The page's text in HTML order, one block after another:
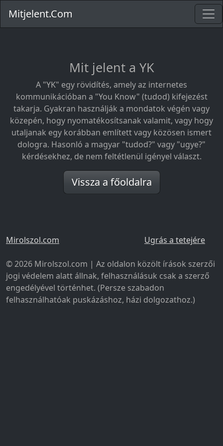
Mitjelent.Com
Mit jelent a YK
A "YK" egy rövidítés, amely az internetes
kommunikációban a "You Know" (tudod) kifejezést
takarja. Gyakran használják a mondatok végén vagy
közepén, hogy nyomatékosítsanak valamit, vagy hogy
utaljanak egy korábban említett vagy közösen ismert
dologra. Hasonló a magyar "tudod?" vagy "ugye?"
kérdésekhez, de nem feltétlenül igényel választ.
Vissza a főoldalra
Ugrás a tetejére
Mirolszol.com
© 2026 Mirolszol.com | Az oldalon közölt írások szerzői
jogi védelem alatt állnak, felhasználásuk csak a szerző
engedélyével történhet. (Persze szabadon
felhasználhatóak puskázáshoz, házi dolgozathoz.)